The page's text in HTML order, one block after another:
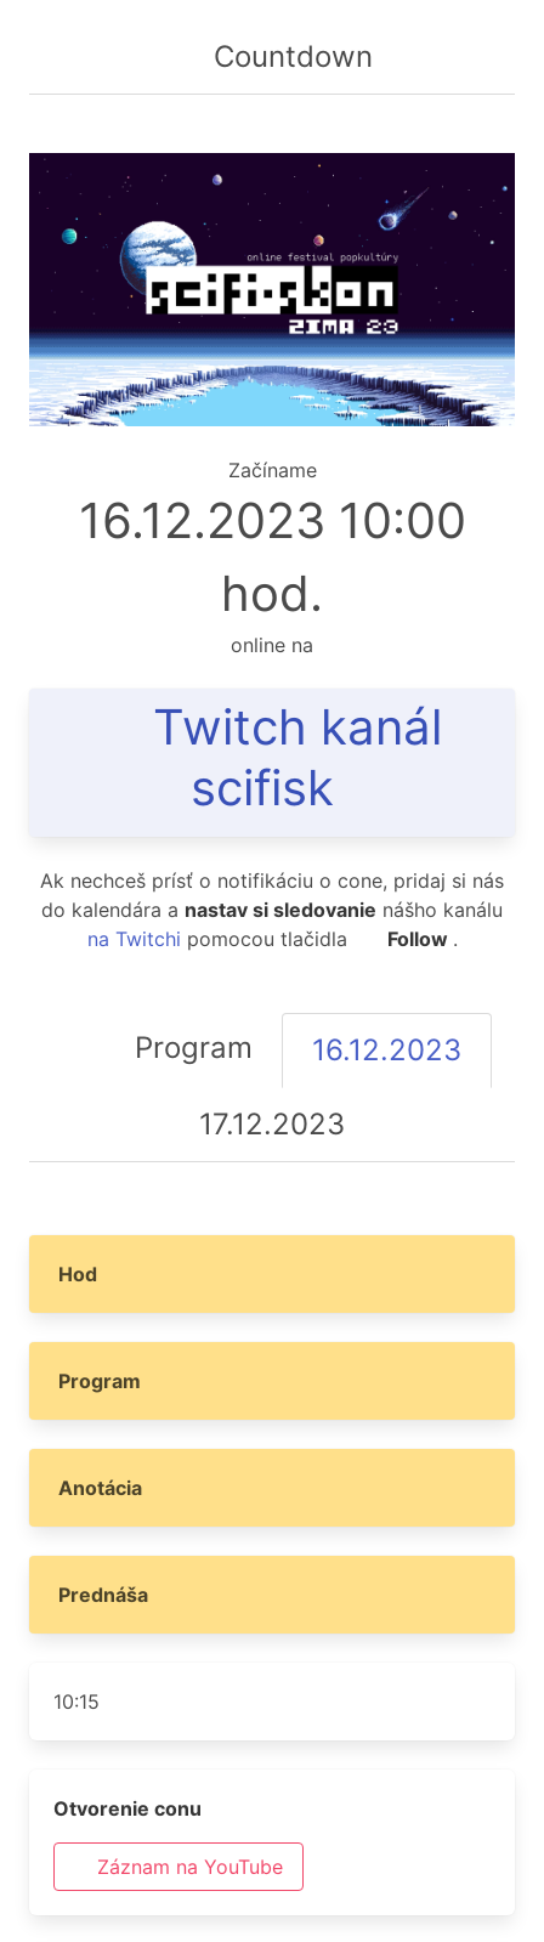
Countdown
Začíname
16.12.2023 10:00
hod.
online na
Twitch kanál
scifisk
Ak nechceš prísť o notifikáciu o cone, pridaj si nás
do kalendára a nastav si sledovanie nášho kanálu
na Twitchi pomocou tlačidla Follow .
Program 16.12.2023
17.12.2023
Hod
Program
Anotácia
Prednáša
10:15
Otvorenie conu
Záznam na YouTube